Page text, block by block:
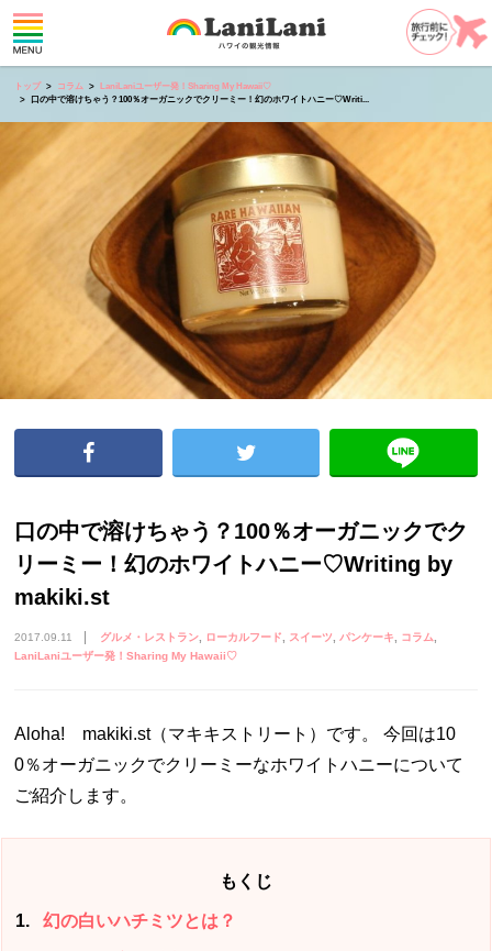
トップ コラム
LaniLaniユーザー発！Sharing My Hawaii♡
口の中で溶けちゃう？100％オーガニックでクリーミー！幻のホワイトハニー♡Writi...
口の中で溶けちゃう？100％オーガニックでク
リーミー！幻のホワイトハニー♡Writing by
makiki.st
2017.09.11 グルメ・レストラン ローカルフード スイーツ パンケーキ
コラム
LaniLaniユーザー発！Sharing My Hawaii♡
Aloha! makiki.st（マキキストリート）です。 今回は10
0％オーガニックでクリーミーなホワイトハニーについて
ご紹介します。
もくじ
1 幻の白いハチミツとは？